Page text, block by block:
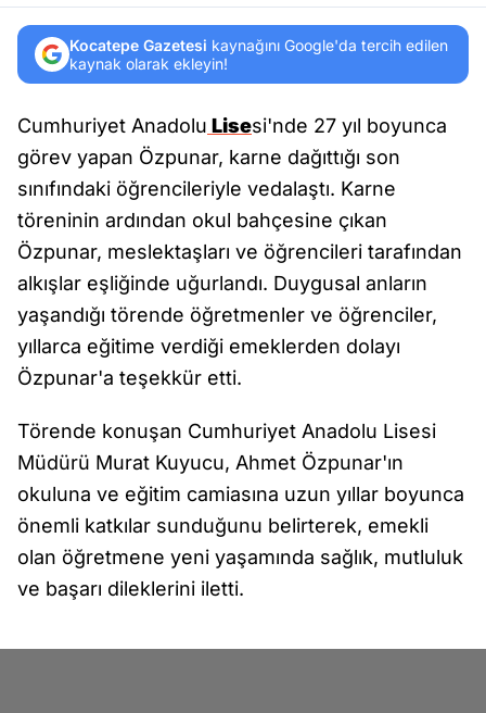
Kocatepe Gazetesi kaynağını Google'da tercih edilen
kaynak olarak ekleyin!
Cumhuriyet Anadolu Lisesi'nde 27 yıl boyunca
görev yapan Özpunar, karne dağıttığı son
sınıfındaki öğrencileriyle vedalaştı. Karne
töreninin ardından okul bahçesine çıkan
Özpunar, meslektaşları ve öğrencileri tarafından
alkışlar eşliğinde uğurlandı. Duygusal anların
yaşandığı törende öğretmenler ve öğrenciler,
yıllarca eğitime verdiği emeklerden dolayı
Özpunar'a teşekkür etti.
Törende konuşan Cumhuriyet Anadolu Lisesi
Müdürü Murat Kuyucu, Ahmet Özpunar'ın
okuluna ve eğitim camiasına uzun yıllar boyunca
önemli katkılar sunduğunu belirterek, emekli
olan öğretmene yeni yaşamında sağlık, mutluluk
ve başarı dileklerini iletti.